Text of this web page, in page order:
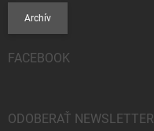
Archív
FACEBOOK
ODOBERAŤ NEWSLETTER